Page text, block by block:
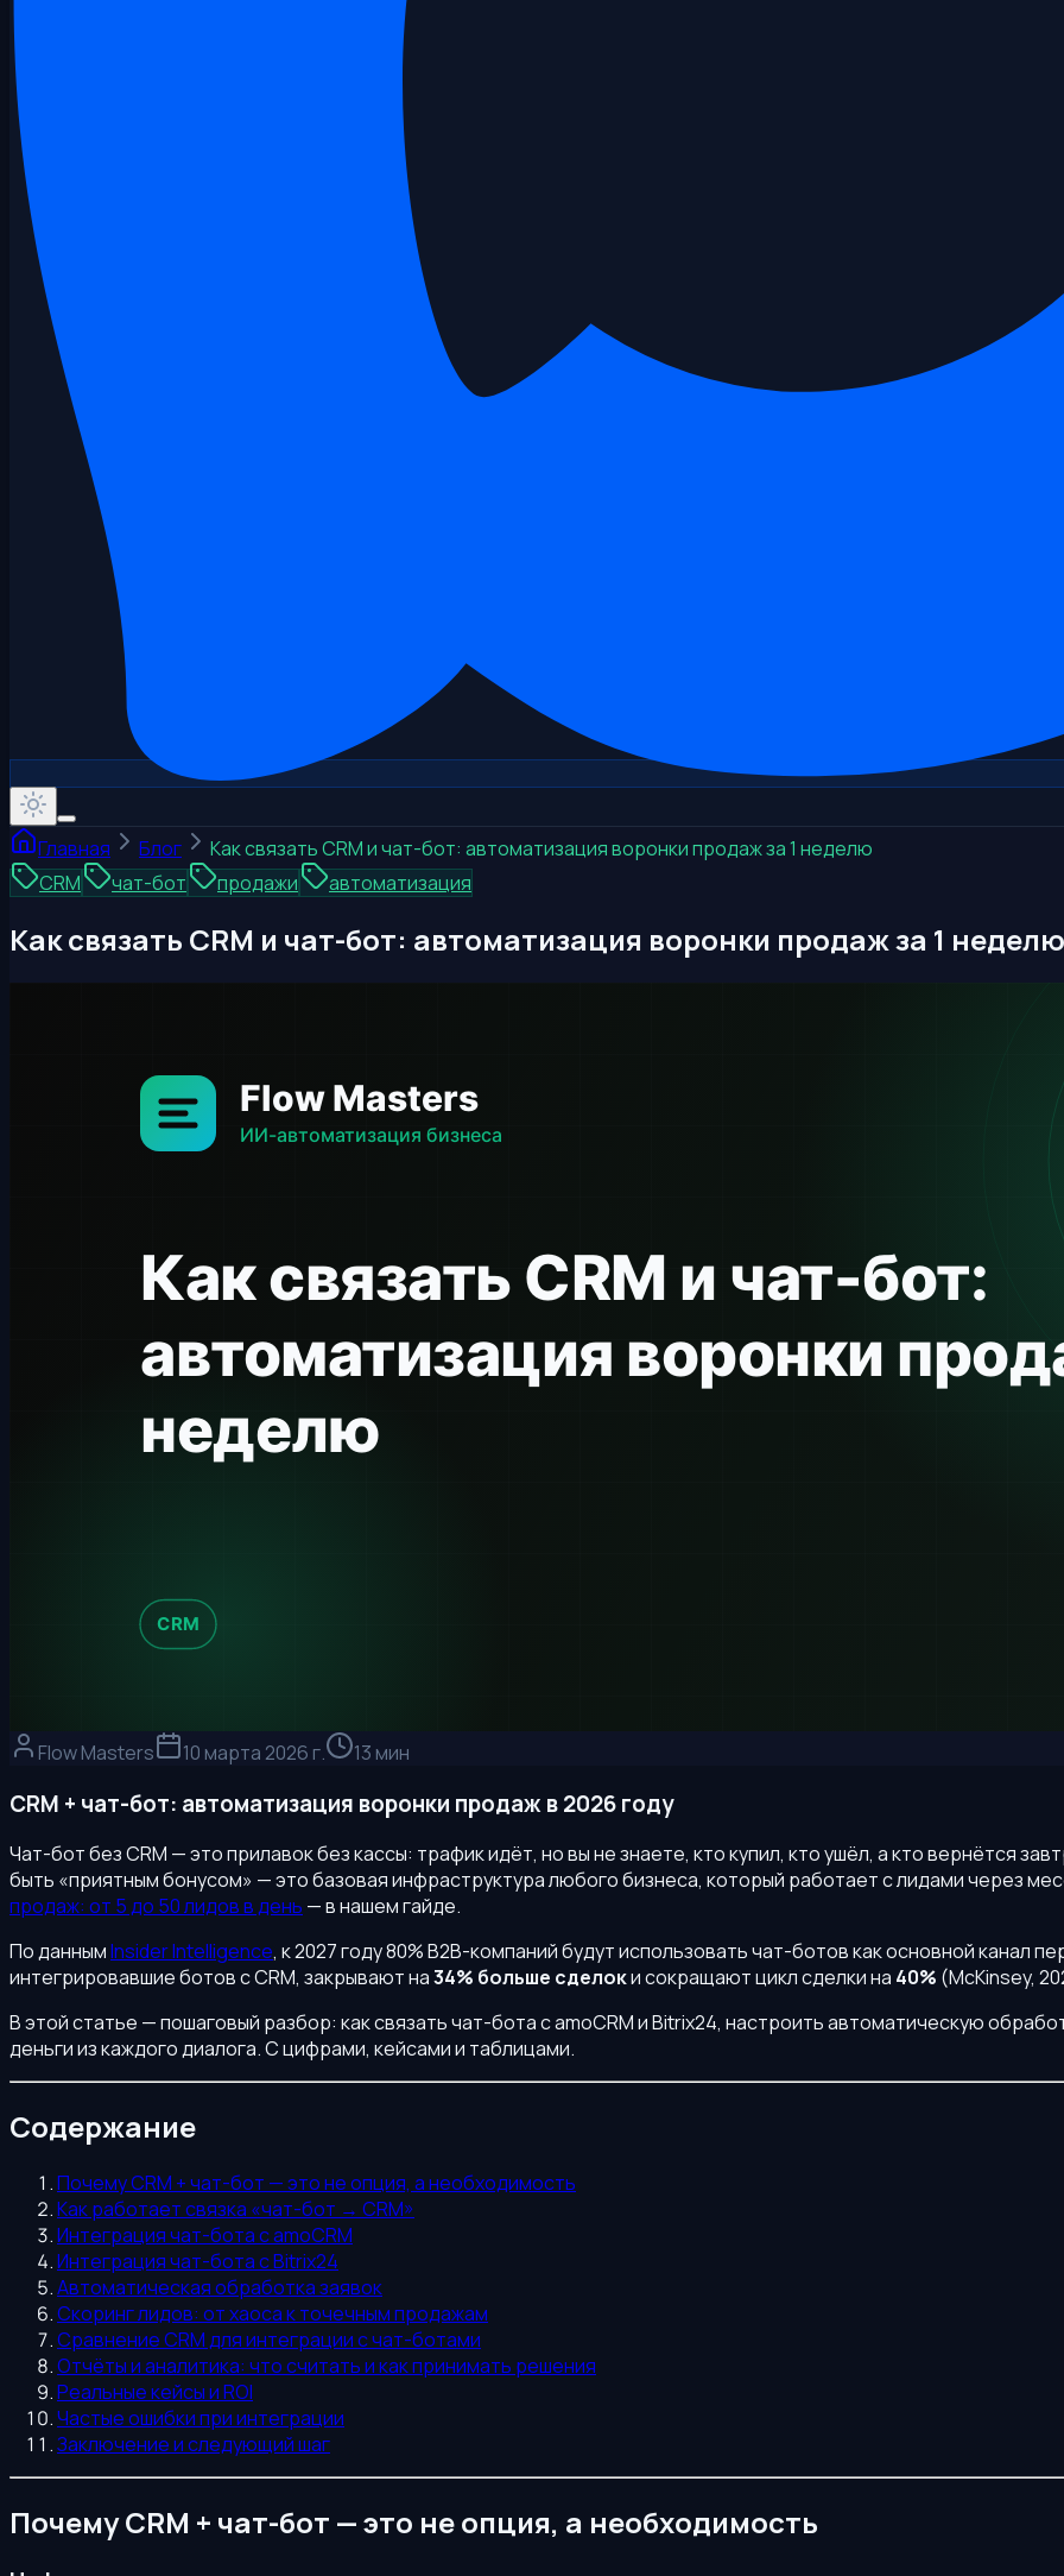
Главная Блог
Как связать CRM и чат-бот: автоматизация воронки продаж за 1 неделю
CRM
чат-бот продажи автоматизация
Как связать CRM и чат-бот: автоматизация воронки продаж за 1 неделю
Flow Masters 10 марта 2026 г. 13 мин
CRM + чат-бот: автоматизация воронки продаж в 2026 году
Чат-бот без CRM — это прилавок без кассы: трафик идёт, но вы не знаете, кто купил, кто ушёл, а кто вернётся
быть «приятным бонусом» — это базовая инфраструктура любого бизнеса, который работает с лидами через
продаж: от 5 до 50 лидов в день — в нашем гайде.
По даннымInsider Intelligence, к 2027 году 80% B2B-компаний будут использовать чат-ботов как основной канал
интегрировавшие ботов с CRM, закрывают на34% больше сделоки сокращают цикл сделки на 40% (McKinsey,
В этой статье — пошаговый разбор: как связать чат-бота с amoCRM и Bitrix24, настроить автоматическую
деньги из каждого диалога. С цифрами, кейсами и таблицами.
Содержание
Почему CRM + чат-бот — это не опция, а необходимость
Как работает связка «чат-бот → CRM»
Интеграция чат-бота с amoCRM
Интеграция чат-бота с Bitrix24
Автоматическая обработка заявок
Скоринг лидов: от хаоса к точечным продажам
Сравнение CRM для интеграции с чат-ботами
Отчёты и аналитика: что считать и как принимать решения
Реальные кейсы и ROI
Частые ошибки при интеграции
Заключение и следующий шаг
Почему CRM + чат-бот — это не опция, а необходимость